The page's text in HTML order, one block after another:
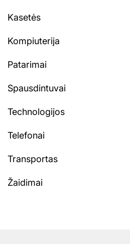
Kasetės
Kompiuterija
Patarimai
Spausdintuvai
Technologijos
Telefonai
Transportas
Žaidimai